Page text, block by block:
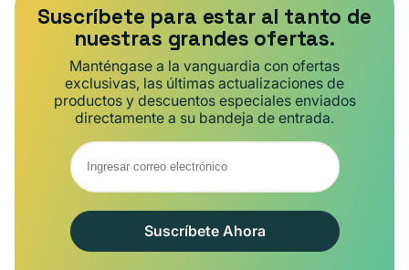
Suscríbete para estar al tanto de
nuestras grandes ofertas.
Manténgase a la vanguardia con ofertas
exclusivas, las últimas actualizaciones de
productos y descuentos especiales enviados
directamente a su bandeja de entrada.
Suscríbete Ahora